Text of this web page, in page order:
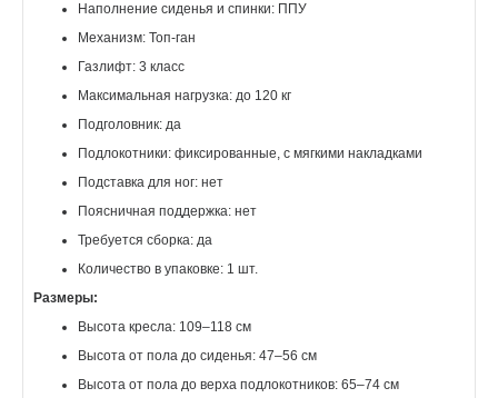
Наполнение сиденья и спинки: ППУ
Механизм: Топ-ган
Газлифт: 3 класс
Максимальная нагрузка: до 120 кг
Подголовник: да
Подлокотники: фиксированные, с мягкими накладками
Подставка для ног: нет
Поясничная поддержка: нет
Требуется сборка: да
Количество в упаковке: 1 шт.
Размеры:
Высота кресла: 109–118 см
Высота от пола до сиденья: 47–56 см
Высота от пола до верха подлокотников: 65–74 см